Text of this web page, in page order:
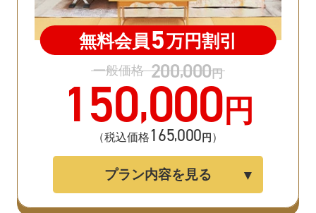
無料会員 5万円割引
一般価格 200,000円
150,000 円
（税込価格 165,000 円 ）
プラン内容を見る